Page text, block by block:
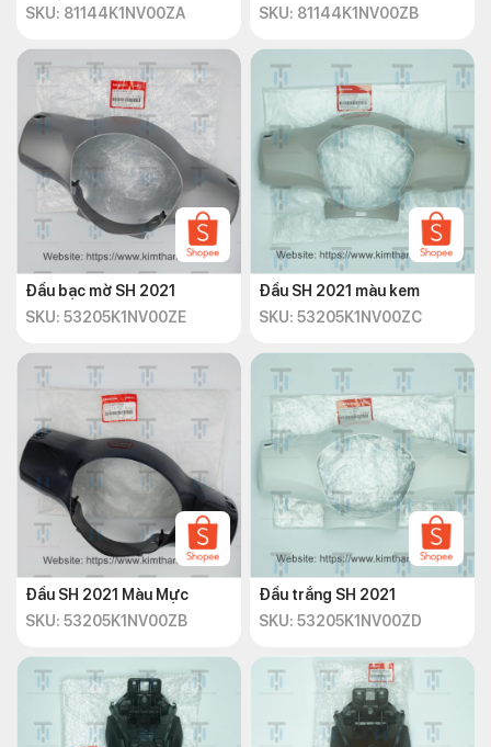
SKU: 81144K1NV00ZA
SKU: 81144K1NV00ZB
Đầu bạc mờ SH 2021
SKU: 53205K1NV00ZE
Đầu SH 2021 màu kem
SKU: 53205K1NV00ZC
Đầu SH 2021 Màu Mực
SKU: 53205K1NV00ZB
Đầu trắng SH 2021
SKU: 53205K1NV00ZD